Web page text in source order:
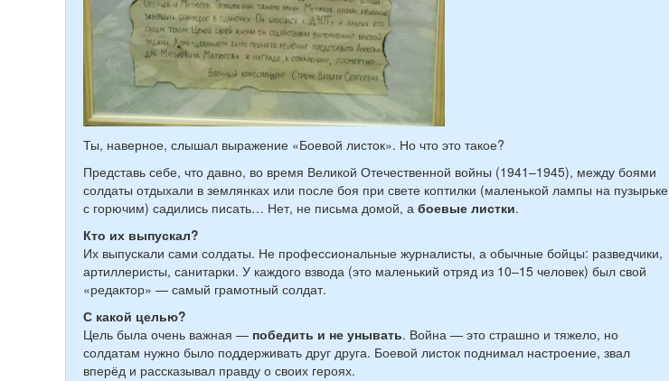
Ты, наверное, слышал выражение «Боевой листок». Но что это такое?
Представь себе, что давно, во время Великой Отечественной войны (1941–1945), между боями
солдаты отдыхали в землянках или после боя при свете коптилки (маленькой лампы на пузырьке
с горючим) садились писать… Нет, не письма домой, а боевые листки.
Кто их выпускал?
Их выпускали сами солдаты. Не профессиональные журналисты, а обычные бойцы: разведчики,
артиллеристы, санитарки. У каждого взвода (это маленький отряд из 10–15 человек) был свой
«редактор» — самый грамотный солдат.
С какой целью?
Цель была очень важная — победить и не унывать. Война — это страшно и тяжело, но
солдатам нужно было поддерживать друг друга. Боевой листок поднимал настроение, звал
вперёд и рассказывал правду о своих героях.